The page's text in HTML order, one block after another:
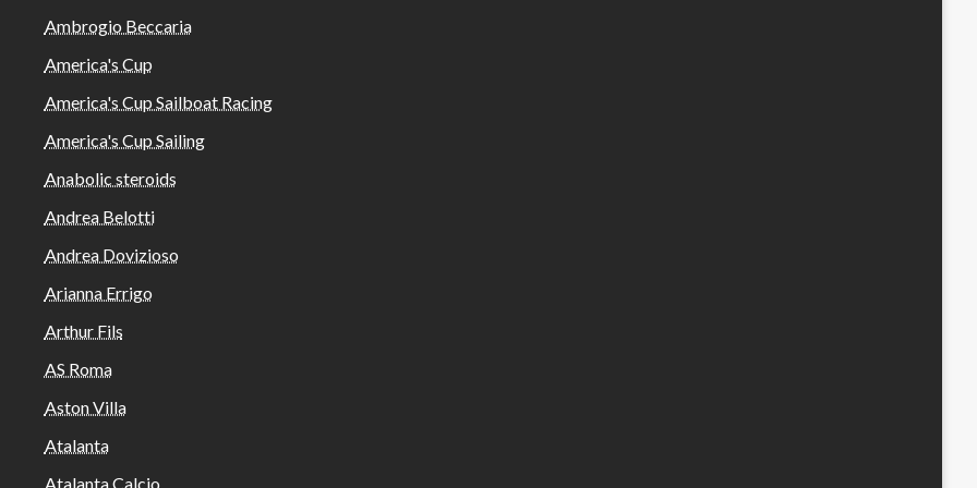
Ambrogio Beccaria
America's Cup
America's Cup Sailboat Racing
America's Cup Sailing
Anabolic steroids
Andrea Belotti
Andrea Dovizioso
Arianna Errigo
Arthur Fils
AS Roma
Aston Villa
Atalanta
Atalanta Calcio